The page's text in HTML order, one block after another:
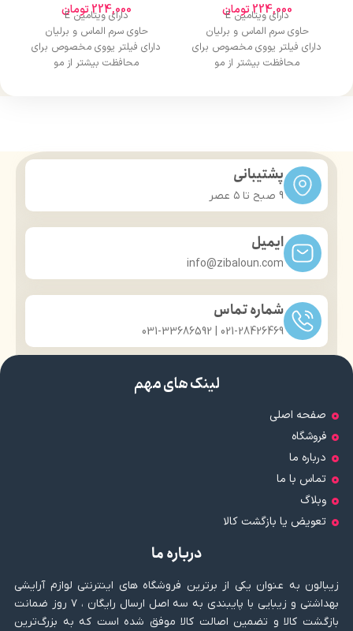
224,000تومان
دارای ویتامین E
حاوی سرم الماس و برلیان
دارای فیلتر یووی مخصوص برای
محافظت بیشتر از مو
224,000تومان
دارای ویتامین E
حاوی سرم الماس و برلیان
دارای فیلتر یووی مخصوص برای
محافظت بیشتر از مو
پشتیبانی
9 صبح تا ۵ عصر
ایمیل
info@zibaloun.com
شماره تماس
021-28426469 | 031-33686592
لینک های مهم
صفحه اصلی
فروشگاه
درباره ما
تماس با ما
وبلاگ
تعویض یا بازگشت کالا
درباره ما
زیبالون به عنوان یکی از برترین فروشگاه های اینترنتی لوازم آرایشی
بهداشتی و زیبایی با پایبندی به سه اصل ارسال رایگان ، ۷ روز ضمانت
بازگشت کالا و تضمین اصالت کالا موفق شده است که به بزرگ‌ترین